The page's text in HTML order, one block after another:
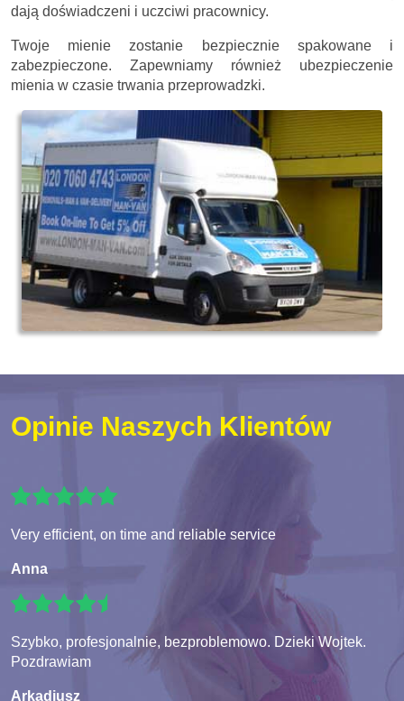
dają doświadczeni i uczciwi pracownicy.
Twoje mienie zostanie bezpiecznie spakowane i
zabezpieczone. Zapewniamy również ubezpieczenie
mienia w czasie trwania przeprowadzki.
Opinie Naszych Klientów
Very efficient, on time and reliable service
Anna
Szybko, profesjonalnie, bezproblemowo. Dzieki Wojtek.
Pozdrawiam
Arkadiusz